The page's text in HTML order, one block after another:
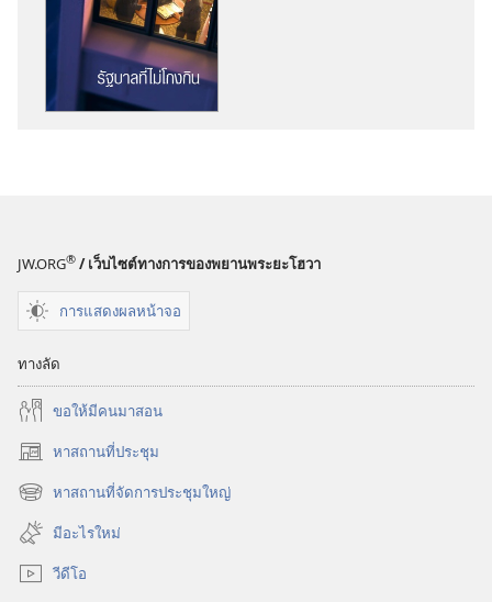
JW.ORG® / เว็บไซต์ทางการของพยานพระยะโฮวา
การแสดงผลหน้าจอ
ทางลัด
ขอ​ให้​มี​คน​มา​สอน
หาสถานที่ประชุม
(เปิด
หน้าต่างหาสถานที่จัดการประชุมใหญ่
(เปิด
หน้าต่าง
ใหม่)
มีอะไรใหม่
วีดีโอ